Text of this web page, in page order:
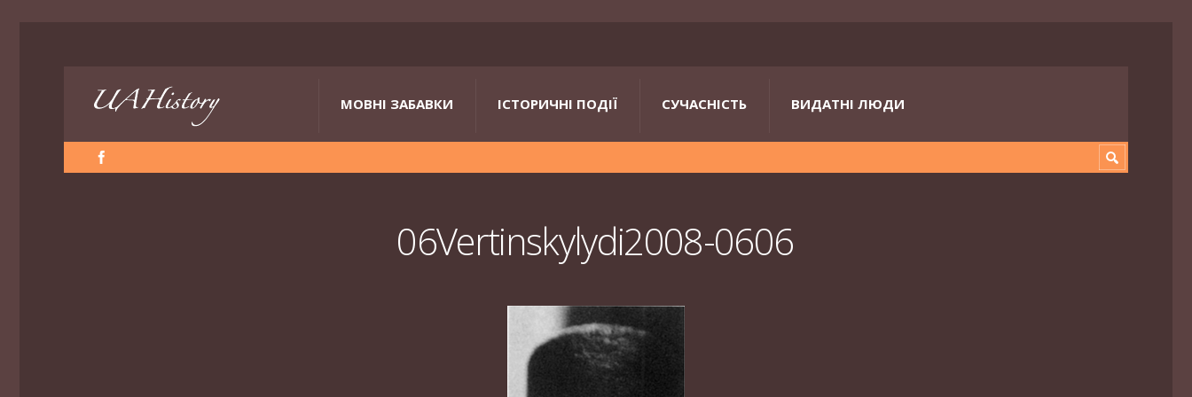
МОВНІ ЗАБАВКИ ІСТОРИЧНІ ПОДІЇ СУЧАСНІСТЬ ВИДАТНІ ЛЮДИ
06Vertinskylydi2008-0606